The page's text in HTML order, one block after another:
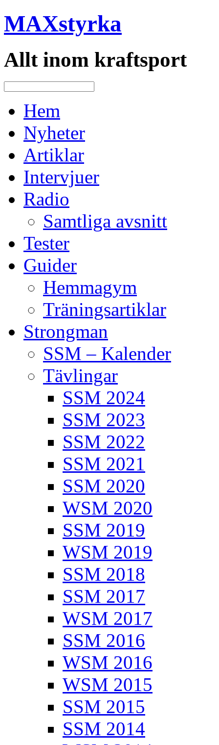
MAXstyrka
Allt inom kraftsport
Hem
Nyheter
Artiklar
Intervjuer
Radio
Samtliga avsnitt
Tester
Guider
Hemmagym
Träningsartiklar
Strongman
SSM – Kalender
Tävlingar
SSM 2024
SSM 2023
SSM 2022
SSM 2021
SSM 2020
WSM 2020
SSM 2019
WSM 2019
SSM 2018
SSM 2017
WSM 2017
SSM 2016
WSM 2016
WSM 2015
SSM 2015
SSM 2014